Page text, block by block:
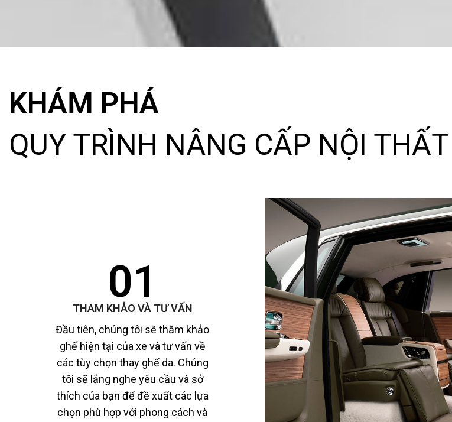
KHÁM PHÁ
QUY TRÌNH NÂNG CẤP NỘI
01
THAM KHẢO VÀ TƯ VẤN
Đầu tiên, chúng tôi sẽ thăm khảo
ghế hiện tại của xe và tư vấn về
các tùy chọn thay ghế da. Chúng
tôi sẽ lắng nghe yêu cầu và sở
thích của bạn để đề xuất các lựa
chọn phù hợp với phong cách và